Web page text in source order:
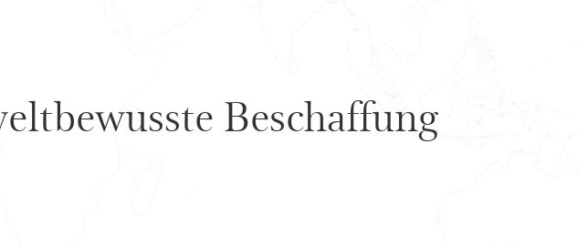
Beschaffung